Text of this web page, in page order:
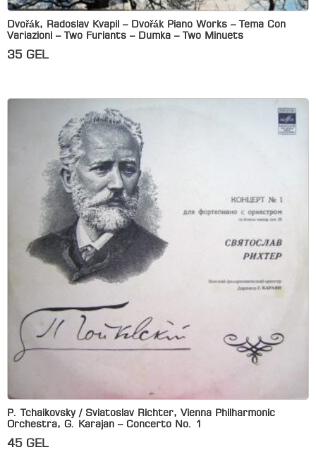
Dvořák, Radoslav Kvapil – Dvořák Piano Works – Tema Con
Variazioni – Two Furiants – Dumka – Two Minuets
35 GEL
P. Tchaikovsky / Sviatoslav Richter, Vienna Philharmonic
Orchestra, G. Karajan – Concerto No. 1
45 GEL